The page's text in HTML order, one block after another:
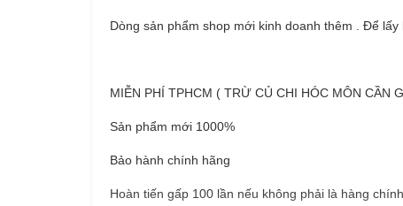
Dòng sản phẩm shop mới kinh doanh thêm . Để
MIỄN PHÍ TPHCM ( TRỪ CỦ CHI HÓC MÔN CẦN
Sản phẩm mới 1000%
Bảo hành chính hãng
Hoàn tiến gấp 100 lần nếu không phải là hàng chính